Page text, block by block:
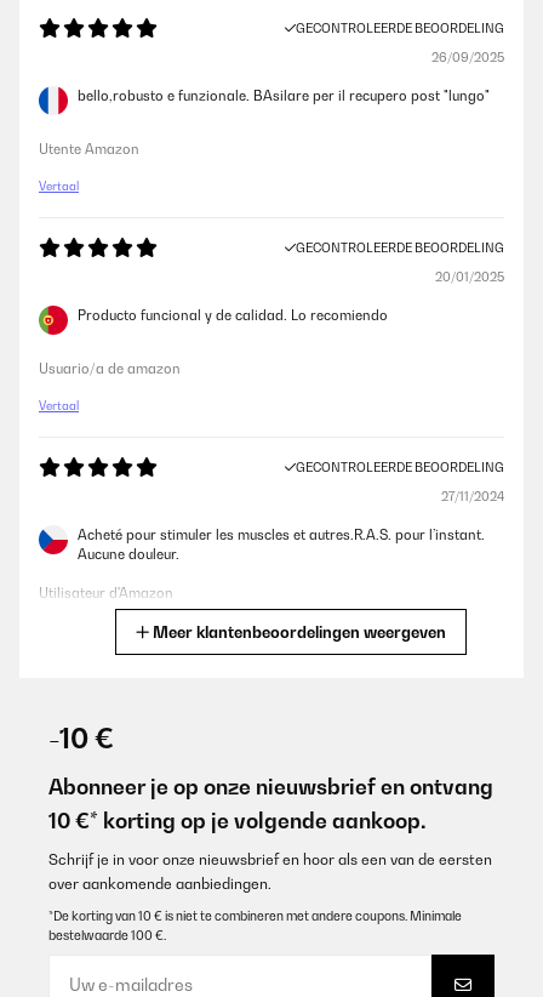
GECONTROLEERDE BEOORDELING
26/09/2025
bello,robusto e funzionale. BAsilare per il recupero post "lungo"
Utente Amazon
Vertaal
GECONTROLEERDE BEOORDELING
20/01/2025
Producto funcional y de calidad. Lo recomiendo
Usuario/a de amazon
Vertaal
GECONTROLEERDE BEOORDELING
27/11/2024
Acheté pour stimuler les muscles et autres.R.A.S. pour l’instant.
Aucune douleur.
Utilisateur d'Amazon
Aucune douleur.
Utilisateur d'Amazon
Vertaal
GECONTROLEERDE BEOORDELING
È perfetto! Ha all interno un cilindro liscio x le schiene più
Meer klantenbeoordelingen weergeven
-10 €
Abonneer je op onze nieuwsbrief en ontvang
10 €* korting op je volgende aankoop.
Schrijf je in voor onze nieuwsbrief en hoor als een van de eersten
over aankomende aanbiedingen.
*De korting van 10 € is niet te combineren met andere coupons. Minimale
bestelwaarde 100 €.